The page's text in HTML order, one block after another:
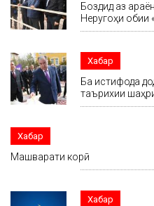
Боздид аз
Неругоҳи обии
Хабар
Ба истифода
таърихии
Хабар
Машварати корӣ
Хабар